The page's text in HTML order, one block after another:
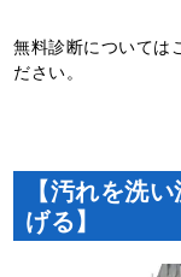
無料診断については
ださい。
【汚れを洗
げる】